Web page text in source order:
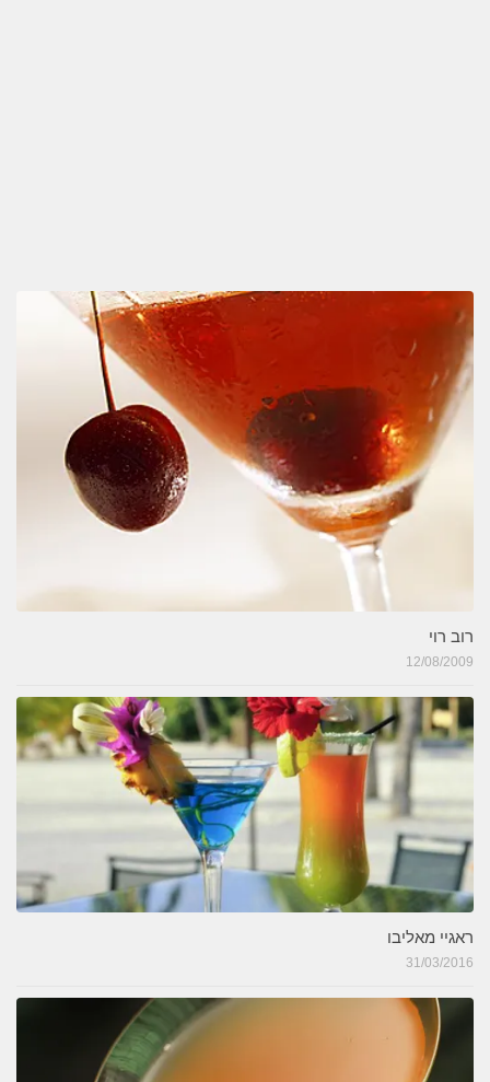
רוב רוי
12/08/2009
ראגיי מאליבו
31/03/2016